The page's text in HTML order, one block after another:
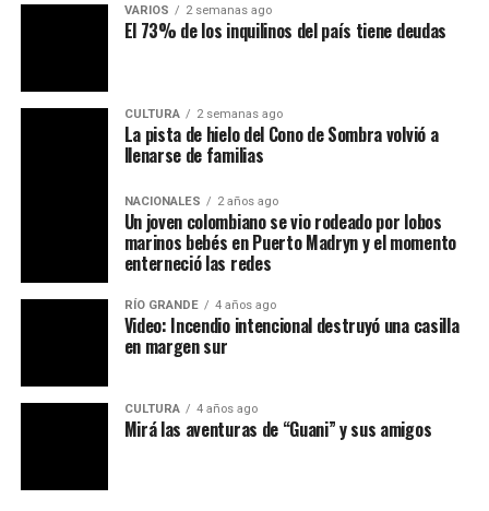
VARIOS 2 semanas ago
El 73% de los inquilinos del país tiene deudas
CULTURA 2 semanas ago
La pista de hielo del Cono de Sombra volvió a
llenarse de familias
NACIONALES 2 años ago
Un joven colombiano se vio rodeado por lobos
marinos bebés en Puerto Madryn y el momento
enterneció las redes
RÍO GRANDE 4 años ago
Video: Incendio intencional destruyó una casilla
en margen sur
CULTURA 4 años ago
Mirá las aventuras de “Guani” y sus amigos